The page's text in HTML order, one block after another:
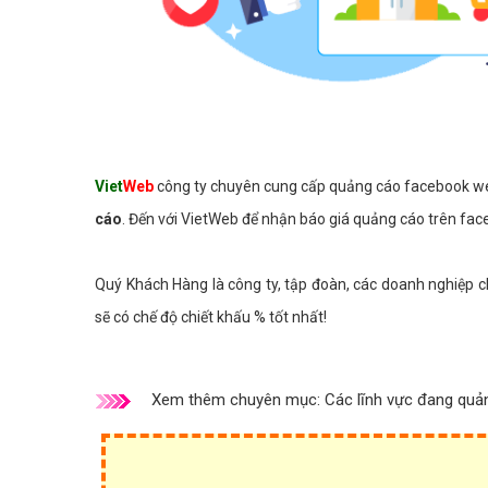
VietWebcông ty chuyên cung cấp quảng cáo facebook
cáo. Đến với VietWeb để nhận báo giá quảng cáo trên
Quý Khách Hàng là công ty, tập đoàn, các doanh nghiệp
sẽ có chế độ chiết khấu % tốt nhất!
Xem thêm chuyên mục: Các lĩnh vực đang